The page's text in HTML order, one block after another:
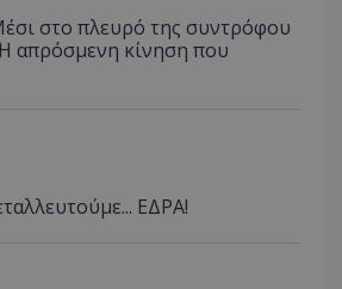
στο πλευρό της συντρόφου
απρόσμενη κίνηση που
ΕΔΡΑ!